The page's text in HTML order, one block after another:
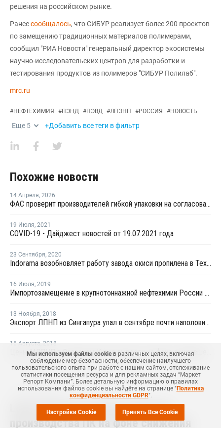
решения на российском рынке.
Ранеесообщалось, что СИБУР реализует более 200 проектов
по замещению традиционных материалов полимерами,
сообщил "РИА Новости" генеральный директор экосистемы
научно-исследовательских центров для разработки и
тестирования продуктов из полимеров "СИБУР Полилаб".
mrc.ru
#НЕФТЕХИМИЯ #ПЭНД #ПЭВД #ЛПЭНП #РОССИЯ #НОВОСТЬ
Еще 5 +Добавить все теги в фильтр
Похожие новости
14 Апреля, 2026
ФАС проверит производителей гибкой упаковки на согласованное повышение цен
19 Июля, 2021
COVID-19 - Дайджест новостей от 19.07.2021 года
23 Сентября, 2020
Indorama возобновляет работу завода окиси пропилена в Техасе
16 Июля, 2019
Импортозамещение в крупнотоннажной нефтехимии России практически завершено
13 Ноября, 2018
Экспорт ЛПНП из Сингапура упал в сентябре почти наполовину по отношению к августу
16 Августа, 2018
15 Апреля,2025
Lotte Chemical снизила загрузку
производства ПК на фоне снижения
Мы используем файлы cookie в различных целях, включая
соблюдение мер безопасности, обеспечение наилучшего
пользовательского опыта при работе с нашим сайтом, отслеживание
статистики посещения ресурса и для рекламных задач “Маркет
Репорт Компани”. Более детальную информацию о правилах
использования файлов cookie вы найдёте на странице "Политика
конфиденциальности GDPR".
Настройки Cookie Принять Все Cookie